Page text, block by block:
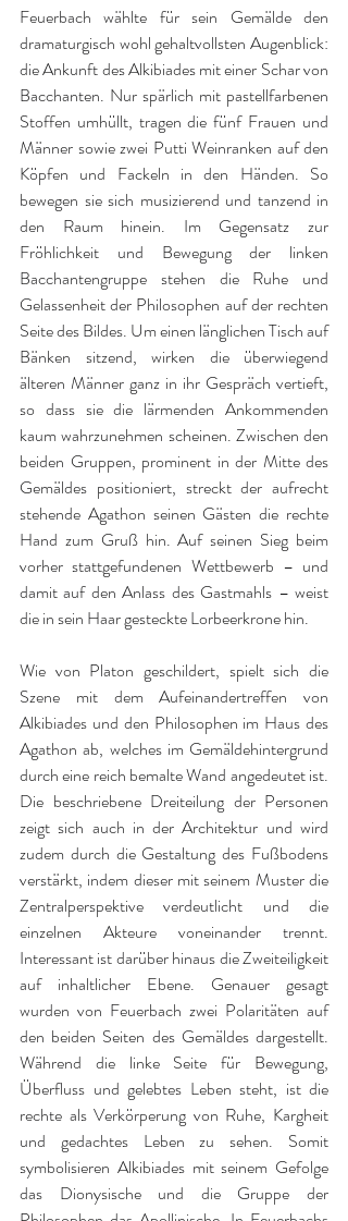
Feuerbach wählte für sein Gemälde den
dramaturgisch wohl gehaltvollsten Augenblick:
die Ankunft des Alkibiades mit einer Schar von
Bacchanten. Nur spärlich mit pastellfarbenen
Stoffen umhüllt, tragen die fünf Frauen und
Männer sowie zwei Putti Weinranken auf den
Köpfen und Fackeln in den Händen. So
bewegen sie sich musizierend und tanzend in
den Raum hinein. Im Gegensatz zur
Fröhlichkeit und Bewegung der linken
Bacchantengruppe stehen die Ruhe und
Gelassenheit der Philosophen auf der rechten
Seite des Bildes. Um einen länglichen Tisch auf
Bänken sitzend, wirken die überwiegend
älteren Männer ganz in ihr Gespräch vertieft,
so dass sie die lärmenden Ankommenden
kaum wahrzunehmen scheinen. Zwischen den
beiden Gruppen, prominent in der Mitte des
Gemäldes positioniert, streckt der aufrecht
stehende Agathon seinen Gästen die rechte
Hand zum Gruß hin. Auf seinen Sieg beim
vorher stattgefundenen Wettbewerb – und
damit auf den Anlass des Gastmahls – weist
die in sein Haar gesteckte Lorbeerkrone hin.
Wie von Platon geschildert, spielt sich die
Szene mit dem Aufeinandertreffen von
Alkibiades und den Philosophen im Haus des
Agathon ab, welches im Gemäldehintergrund
durch eine reich bemalte Wand angedeutet ist.
Die beschriebene Dreiteilung der Personen
zeigt sich auch in der Architektur und wird
zudem durch die Gestaltung des Fußbodens
verstärkt, indem dieser mit seinem Muster die
Zentralperspektive verdeutlicht und die
einzelnen Akteure voneinander trennt.
Interessant ist darüber hinaus die Zweiteiligkeit
auf inhaltlicher Ebene. Genauer gesagt
wurden von Feuerbach zwei Polaritäten auf
den beiden Seiten des Gemäldes dargestellt.
Während die linke Seite für Bewegung,
Überfluss und gelebtes Leben steht, ist die
rechte als Verkörperung von Ruhe, Kargheit
und gedachtes Leben zu sehen. Somit
symbolisieren Alkibiades mit seinem Gefolge
das Dionysische und die Gruppe der